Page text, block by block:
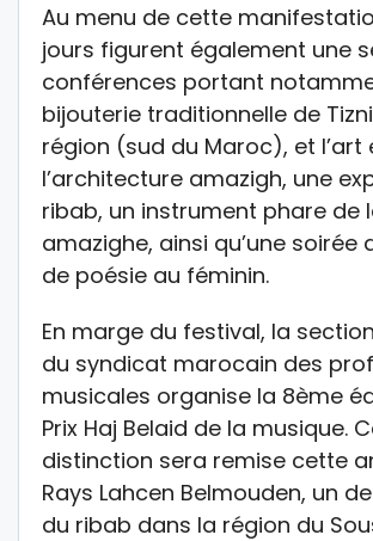
Au menu de cette
jours figurent également une
conférences portant
bijouterie traditionnelle de
région (sud du Maroc), et l’art
l’architecture amazigh, une
ribab, un instrument phare de
amazighe, ainsi qu’une soirée
de poésie au féminin.
En marge du festival, la
du syndicat marocain des
musicales organise la 8ème
Prix Haj Belaid de la musique.
distinction sera remise cette
Rays Lahcen Belmouden, un
du ribab dans la région du